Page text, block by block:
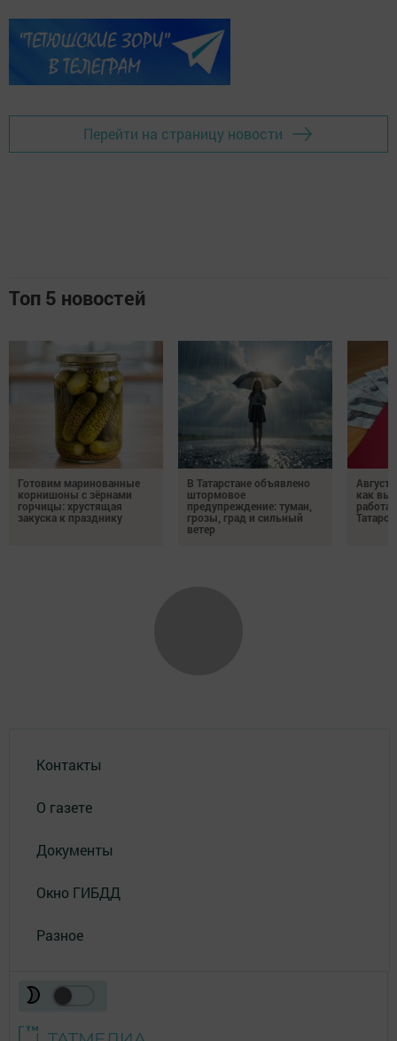
Перейти на страницу новости
Топ 5 новостей
Готовим маринованные
корнишоны с зёрнами
горчицы: хрустящая
закуска к празднику
В Татарстане объявлено
штормовое
предупреждение: туман,
грозы, град и сильный
ветер
как
Контакты
О газете
Документы
Окно ГИБДД
Разное